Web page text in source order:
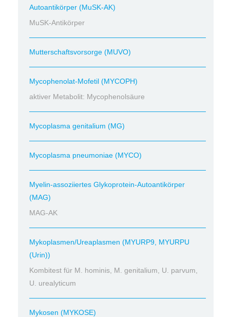
Autoantikörper (MuSK-AK)
MuSK-Antikörper
Mutterschaftsvorsorge (MUVO)
Mycophenolat-Mofetil (MYCOPH)
aktiver Metabolit: Mycophenolsäure
Mycoplasma genitalium (MG)
Mycoplasma pneumoniae (MYCO)
Myelin-assoziiertes Glykoprotein-Autoantikörper
(MAG)
MAG-AK
Mykoplasmen/Ureaplasmen (MYURP9, MYURPU
(Urin))
Kombitest für M. hominis, M. genitalium, U. parvum,
U. urealyticum
Mykosen (MYKOSE)